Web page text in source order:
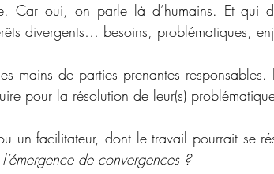
Car oui, on parle là d’humains. Et qui
divergents… besoins, problématiques,
mains de parties prenantes responsables.
pour la résolution de leur(s)
un facilitateur, dont le travail pourrait se
de convergences ?